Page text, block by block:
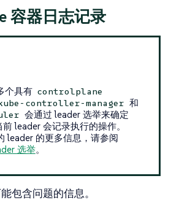
容器日志记录
个具有 controlplane
controller-manager 和
会通过 leader 选举来确定
leader 会记录执行的操作。
leader 的更多信息，请参阅
选举。
包含问题的信息。